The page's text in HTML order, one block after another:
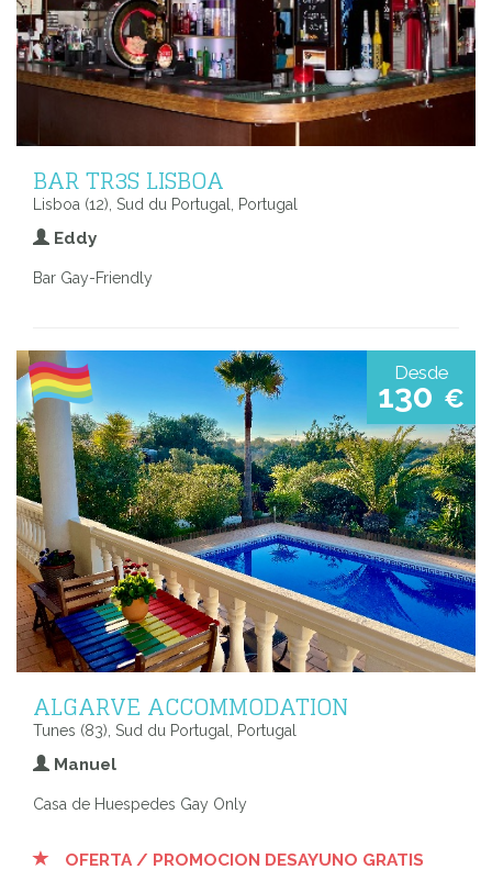
BAR TR3S LISBOA
Lisboa (12), Sud du Portugal, Portugal
Eddy
Bar Gay-Friendly
Desde
130 €
ALGARVE ACCOMMODATION
Tunes (83), Sud du Portugal, Portugal
Manuel
Casa de Huespedes Gay Only
OFERTA / PROMOCION DESAYUNO GRATIS